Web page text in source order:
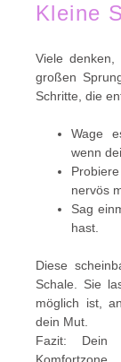
Kleine
Viele
großen
Schritte, die
Wage
wenn
nervös
Sag
hast.
Diese
Schale. Sie
möglich ist,
dein Mut.
Fazit: Dein